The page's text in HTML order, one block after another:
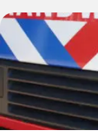
Lees
meer
over
GRIP
zeer
grote